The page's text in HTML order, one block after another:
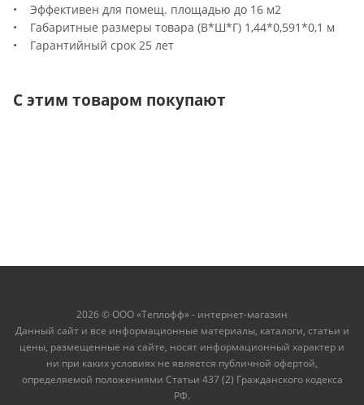
• Эффективен для помещ. площадью до 16 м2
• Габаритные размеры товара (В*Ш*Г) 1,44*0,591*0,1 м
• Гарантийный срок 25 лет
С этим товаром покупают
2026 © ООО «Теплофф» - интернет-магазин
Данный сайт и все информационные материалы, каталоги, статьи и
цены, размещенные на сайте, носят информационный характер и
ни при каких условиях не является публичной офертой,
определяемой положениями Статьи 437 (2) Гражданского кодекса
РФ.